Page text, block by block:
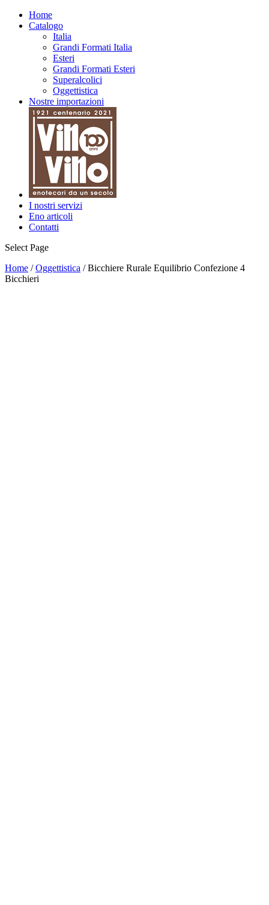
Home
Catalogo
Italia
Grandi Formati Italia
Esteri
Grandi Formati Esteri
Superalcolici
Oggettistica
Nostre importazioni
I nostri servizi
Eno articoli
Contatti
Select Page
Home /Oggettistica / Bicchiere Rurale Equilibrio Confezione 4
Bicchieri